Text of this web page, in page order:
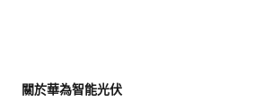
關於華為智能光伏